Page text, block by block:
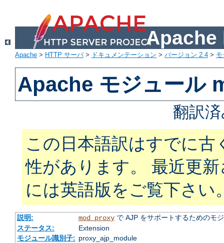
Apache
Apache > HTTP サーバ> ドキュメンテーション > バージョン 2.4 >
Apache モジュール
翻訳
この日本語訳はすでに古
性があります。 最近更
には英語版をご覧下さい
説明: mod_proxyで AJP をサポートするためのモ
ステータス:
Extension
モジュール識別子: proxy_ajp_module